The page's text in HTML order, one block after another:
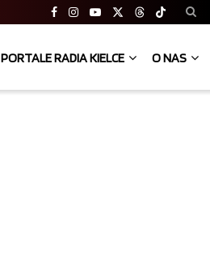
PORTALE RADIA KIELCE O NAS